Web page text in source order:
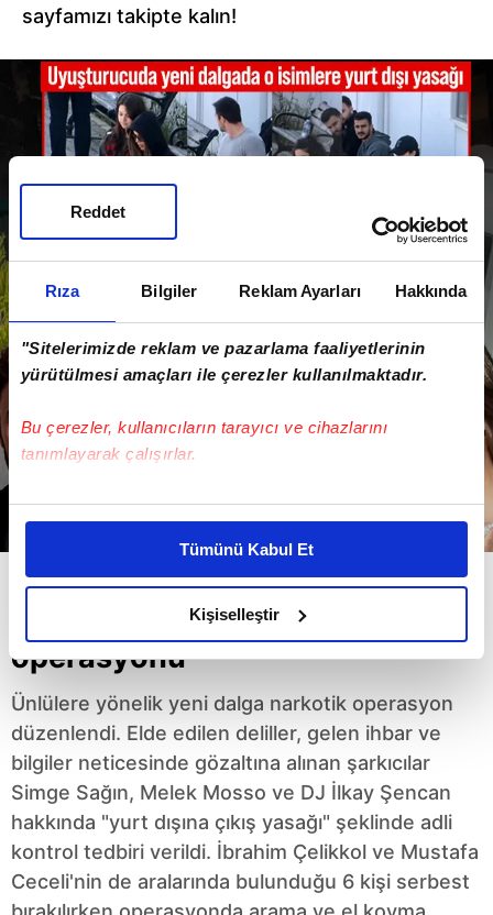
Rıza Bilgiler Reklam Ayarları Hakkında
"Sitelerimizde reklam ve pazarlama faaliyetlerinin
yürütülmesi amaçları ile çerezler kullanılmaktadır.
Bu çerezler, kullanıcıların tarayıcı ve cihazlarını
tanımlayarak çalışırlar.
Bu çerezlere izin vermeniz halinde sizlere özel
daha iyi reklam deneyimi yaşatabiliriz. Bunu yaparken
amacımızın size daha iyi bir reklam deneyimi sunmak
olduğunu ve sizlere en iyi içerikleri sunabilmek adına
elimizden gelen çabayı gösterdiğimizi ve bu noktada,
reklamların maliyetlerimizi karşılamak noktasında tek gelir
kalemimiz olduğunu sizlere hatırlatmak isteriz.
Her halükârda, kullanıcılar, bu çerezlere izin vermedikleri
takdirde, kullanıcılara hedefli reklamlar
gösterilmeyecektir."
Sizlere daha iyi bir hizmet sunabilmek için İnternet
Sitemizde kendimize ve üçüncü kişilere ait çerezler
kullanılmaktadır. Bu çerezler vasıtasıyla çeşitli kişisel
Tümünü Kabul Et
Kişiselleştir
Reddet
sayfamızı takipte kalın!
Ünlülere yeni dalga uyuşturucu
operasyonu
Ünlülere yönelik yeni dalga narkotik operasyon
düzenlendi. Elde edilen deliller, gelen ihbar ve
bilgiler neticesinde gözaltına alınan şarkıcılar
Simge Sağın, Melek Mosso ve DJ İlkay Şencan
hakkında "yurt dışına çıkış yasağı" şeklinde adli
kontrol tedbiri verildi. İbrahim Çelikkol ve Mustafa
Ceceli'nin de aralarında bulunduğu 6 kişi serbest